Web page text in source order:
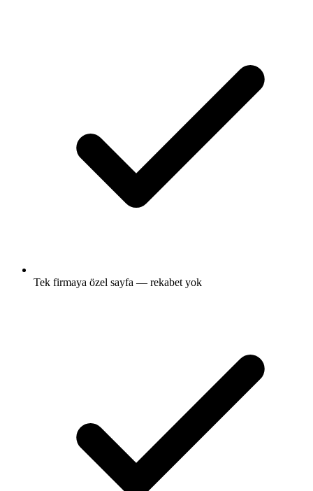
Tek firmaya özel sayfa — rekabet yok